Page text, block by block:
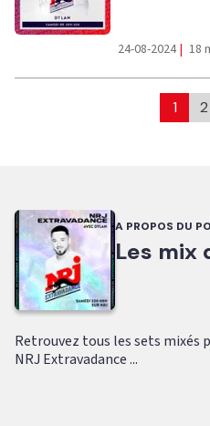
24-08-2024 | 18
1 2
A PROPOS DU
Les mix
Retrouvez tous les sets mixés
NRJ Extravadance ...